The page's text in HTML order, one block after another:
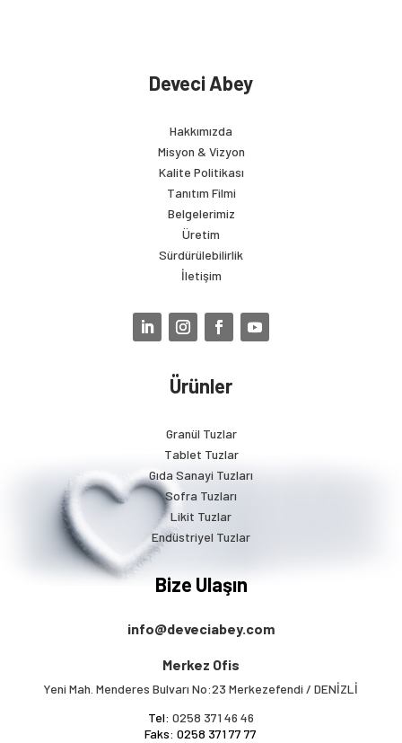
Deveci Abey
Hakkımızda
Misyon & Vizyon
Kalite Politikası
Tanıtım Filmi
Belgelerimiz
Üretim
Sürdürülebilirlik
İletişim
Ürünler
Granül Tuzlar
Tablet Tuzlar
Gıda Sanayi Tuzları
Sofra Tuzları
Likit Tuzlar
Endüstriyel Tuzlar
Bize Ulaşın
info@deveciabey.com
Merkez Ofis
Yeni Mah. Menderes Bulvarı No:23 Merkezefendi / DENİZLİ
Tel: 0258 371 46 46
Faks: 0258 371 77 77